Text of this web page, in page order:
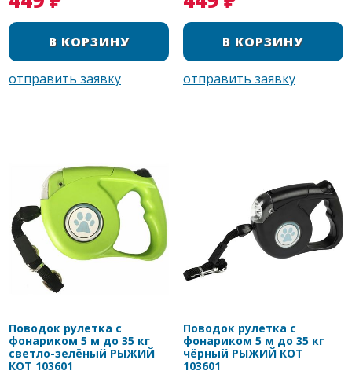
Поводок рулетка с
фонариком 5 м до 35 кг
светло-зелёный РЫЖИЙ
КОТ 103601
Поводок рулетка с
фонариком 5 м до 35 кг
чёрный РЫЖИЙ КОТ
103601